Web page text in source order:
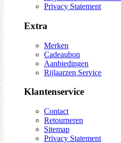
Privacy Statement
Extra
Merken
Cadeaubon
Aanbiedingen
Rijlaarzen Service
Klantenservice
Contact
Retourneren
Sitemap
Privacy Statement